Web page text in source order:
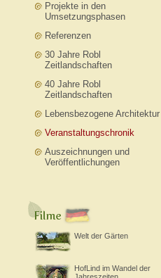
Projekte in den
Umsetzungsphasen
Referenzen
30 Jahre Robl
Zeitlandschaften
40 Jahre Robl
Zeitlandschaften
Lebensbezogene Architektur
Veranstaltungschronik
Auszeichnungen und
Veröffentlichungen
Welt der Gärten
HofLind im Wandel der